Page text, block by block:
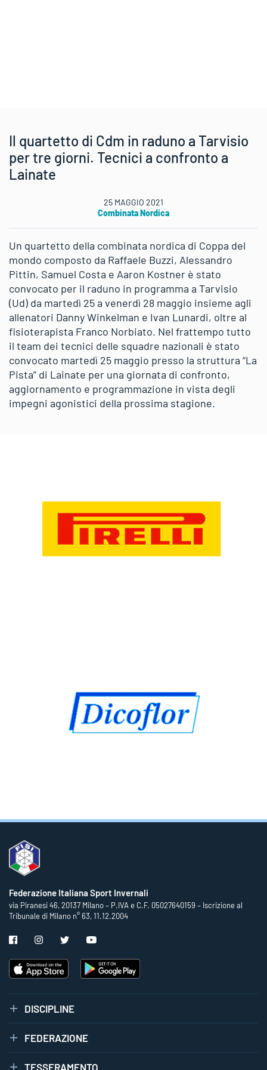
Il quartetto di Cdm in raduno a Tarvisio
per tre giorni. Tecnici a confronto a
Lainate
25 MAGGIO 2021
Combinata Nordica
Un quartetto della combinata nordica di Coppa del
mondo composto da Raffaele Buzzi, Alessandro
Pittin, Samuel Costa e Aaron Kostner è stato
convocato per il raduno in programma a Tarvisio
(Ud) da martedì 25 a venerdì 28 maggio insieme agli
allenatori Danny Winkelman e Ivan Lunardi, oltre al
fisioterapista Franco Norbiato. Nel frattempo tutto
il team dei tecnici delle squadre nazionali è stato
convocato martedì 25 maggio presso la struttura “La
Pista” di Lainate per una giornata di confronto,
aggiornamento e programmazione in vista degli
impegni agonistici della prossima stagione.
Federazione Italiana Sport Invernali
via Piranesi 46, 20137 Milano – P.IVA e C.F. 05027640159 – Iscrizione al
Tribunale di Milano n° 63, 11.12.2004
DISCIPLINE
FEDERAZIONE
TESSERAMENTO